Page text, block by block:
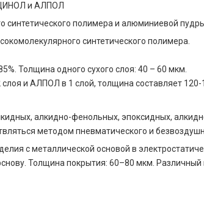
и АЛПОЛ
полимера и алюминиевой
синтетического полимера.
Толщина одного сухого слоя: 40 – 60 мкм.
и АЛПОЛ в 1 слой, толщина составляет 120-
алкидно-фенольных, эпоксидных,
методом пневматического и
с металлической основой в
Толщина покрытия: 60–80 мкм. Различный